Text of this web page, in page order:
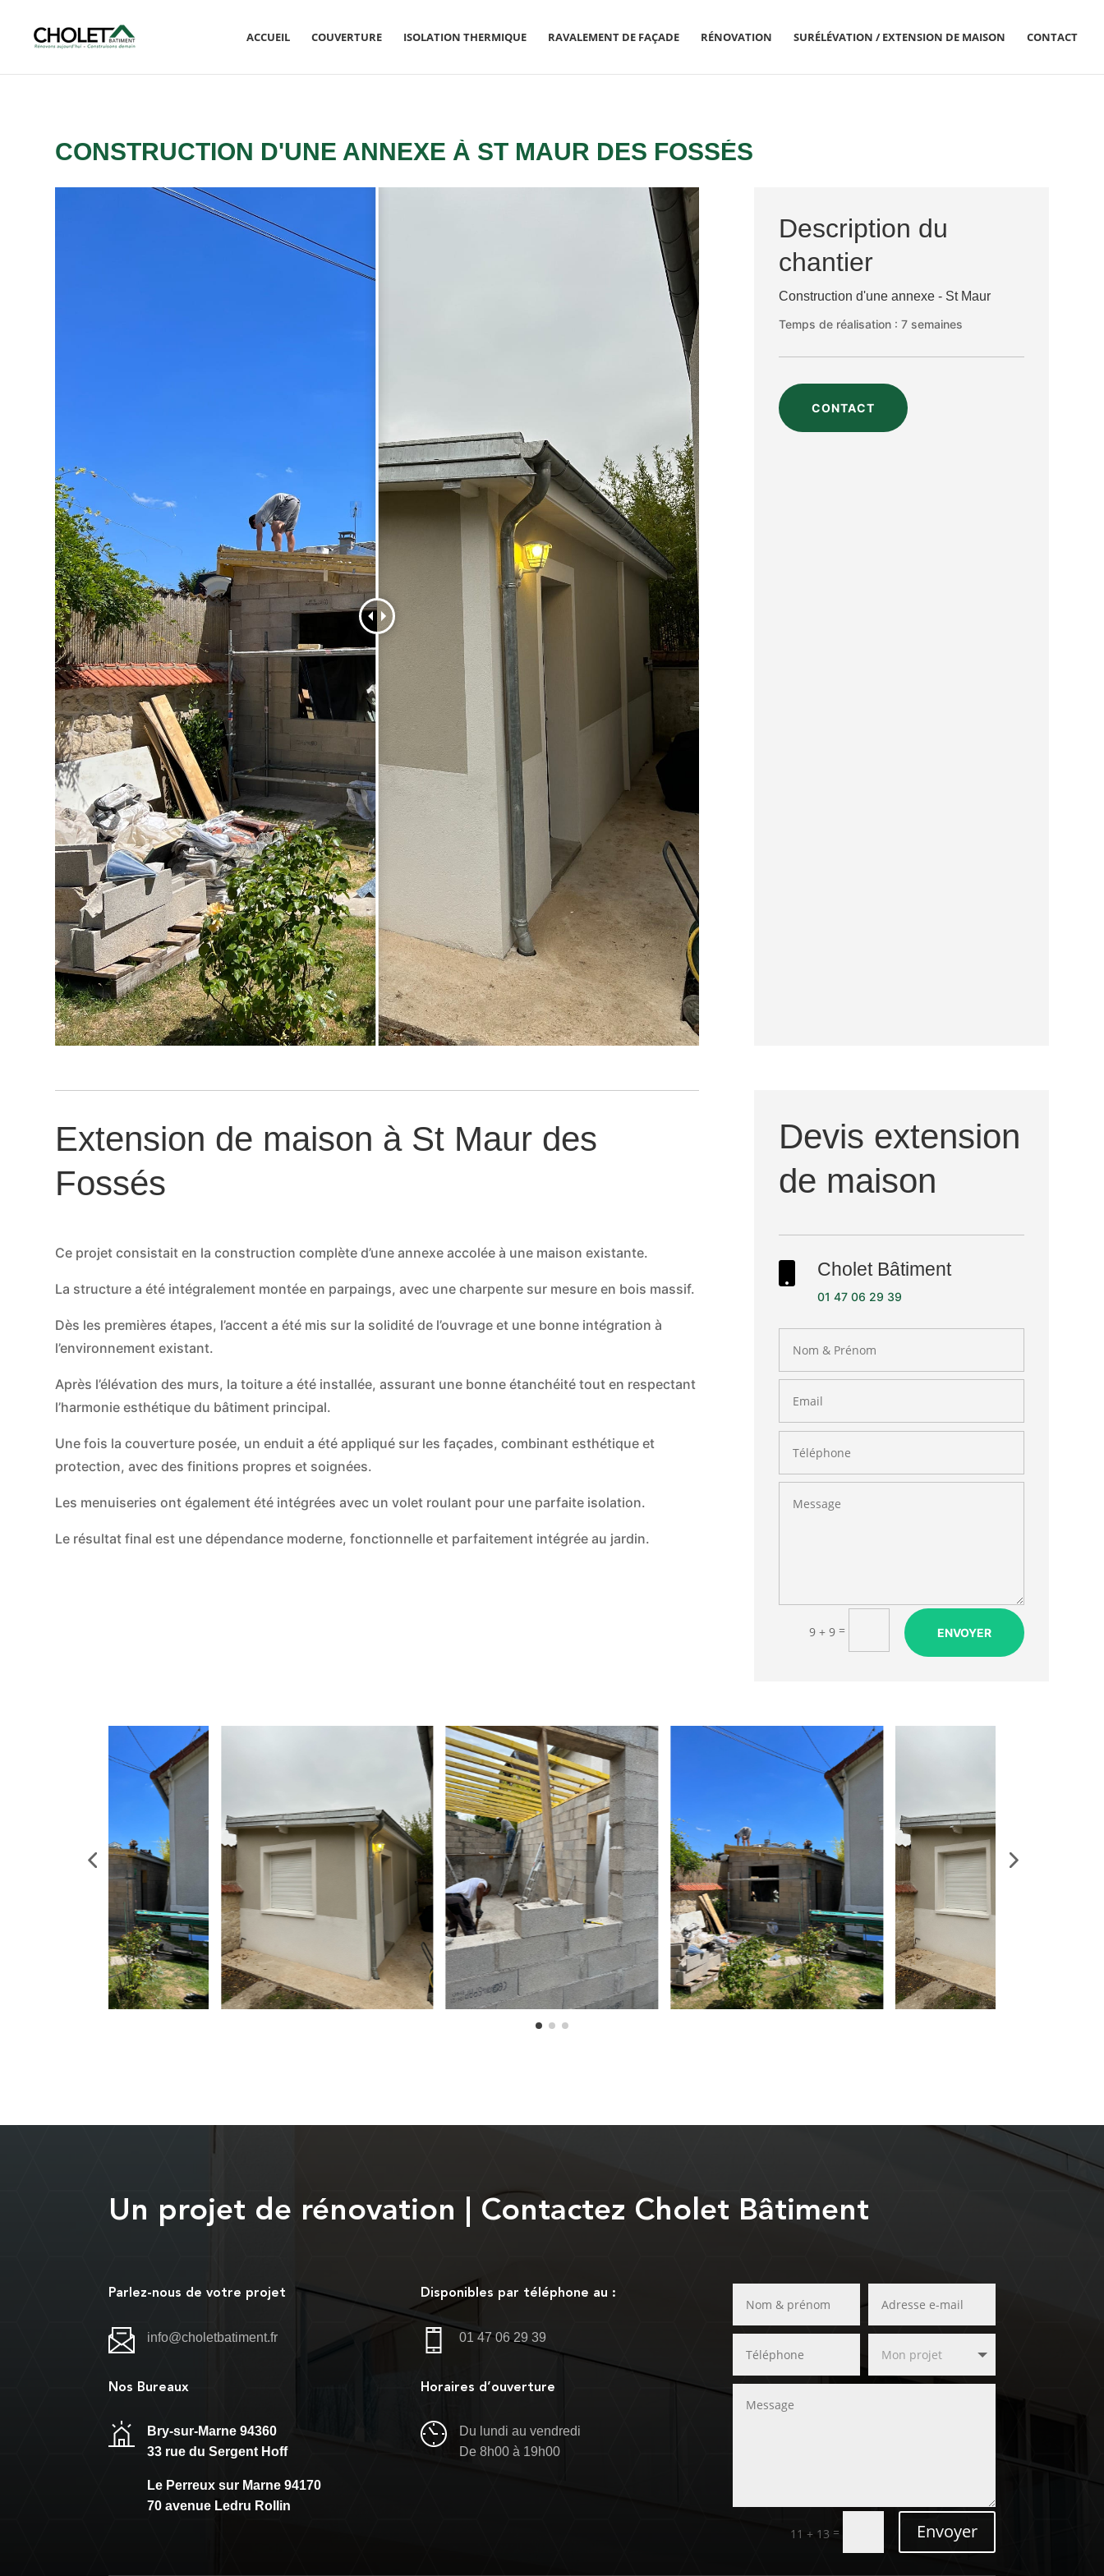
ACCUEIL COUVERTURE ISOLATION THERMIQUE RAVALEMENT DE FAÇADE RÉNOVATION SURÉLÉVATION / EXTENSION DE MAISON CONTACT
CONSTRUCTION D'UNE ANNEXE À ST MAUR DES FOSSÉS
Description du
chantier
Construction d'une annexe - St Maur
Temps de réalisation : 7 semaines
CONTACT
Extension de maison à St Maur des
Fossés
Ce projet consistait en la construction complète d’une annexe accolée à une maison existante.
La structure a été intégralement montée en parpaings, avec une charpente sur mesure en bois massif.
Dès les premières étapes, l’accent a été mis sur la solidité de l’ouvrage et une bonne intégration à
l’environnement existant.
Après l’élévation des murs, la toiture a été installée, assurant une bonne étanchéité tout en respectant
l’harmonie esthétique du bâtiment principal.
Une fois la couverture posée, un enduit a été appliqué sur les façades, combinant esthétique et
protection, avec des finitions propres et soignées.
Les menuiseries ont également été intégrées avec un volet roulant pour une parfaite isolation.
Le résultat final est une dépendance moderne, fonctionnelle et parfaitement intégrée au jardin.
Devis extension
de maison
Cholet Bâtiment
01 47 06 29 39
9 + 9= ENVOYER
Un projet de rénovation | Contactez Cholet Bâtiment
Parlez-nous de votre projet
info@choletbatiment.fr
Nos Bureaux
Bry-sur-Marne 94360
33 rue du Sergent Hoff
Le Perreux sur Marne 94170
70 avenue Ledru Rollin
Disponibles par téléphone au :
01 47 06 29 39
Horaires d’ouverture
Du lundi au vendredi
De 8h00 à 19h00
11 + 13 = Envoyer